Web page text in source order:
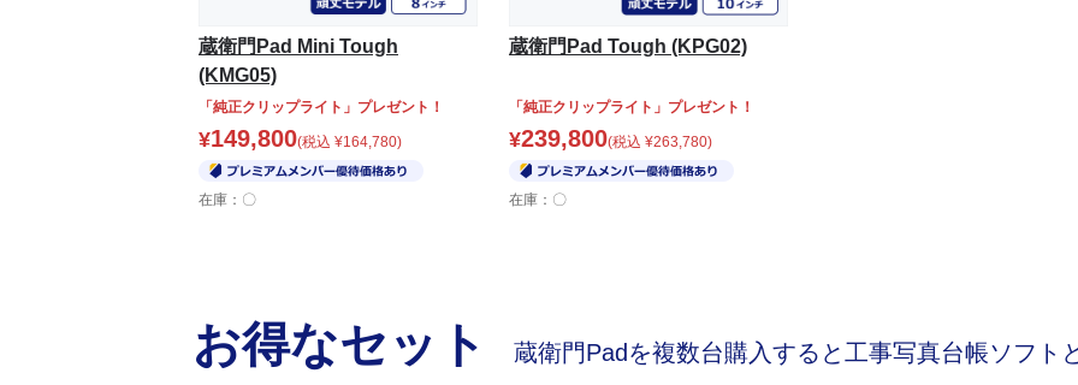
蔵衛門Pad Mini Tough
(KMG05)
「純正クリップライト」プレゼント！
¥149,800(税込 ¥164,780)
在庫：〇
蔵衛門Pad Tough (KPG02)
「純正クリップライト」プレゼント！
¥239,800(税込 ¥263,780)
在庫：〇
お得なセット 蔵衛門Padを複数台購入すると 工事写真台帳ソフト